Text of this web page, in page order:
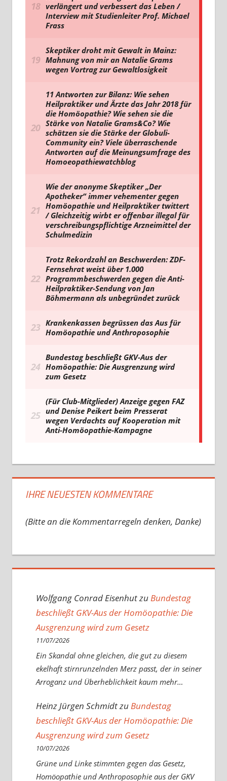
IHRE NEUESTEN KOMMENTARE
(Bitte an die Kommentarregeln denken, Danke)
Wolfgang Conrad EisenhutzuBundestag
beschließt GKV-Aus der Homöopathie: Die
Ausgrenzung wird zum Gesetz
11/07/2026
Ein Skandal ohne gleichen, die gut zu diesem
ekelhaft stirnrunzelnden Merz passt, der in seiner
Arroganz und Überheblichkeit kaum mehr…
Heinz Jürgen SchmidtzuBundestag
beschließt GKV-Aus der Homöopathie: Die
Ausgrenzung wird zum Gesetz
10/07/2026
Grüne und Linke stimmten gegen das Gesetz,
Homöopathie und Anthroposophie aus der GKV